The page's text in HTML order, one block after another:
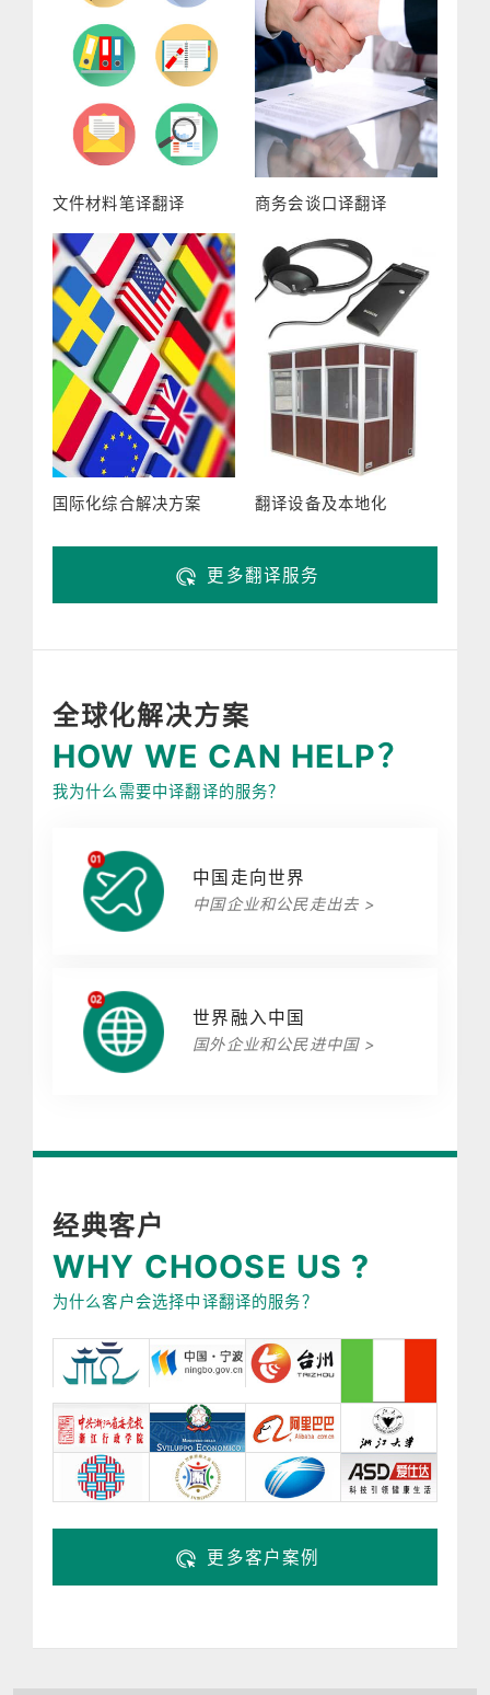
文件材料笔译翻译 商务会谈口译翻译
国际化综合解决方案 翻译设备及本地化
更多翻译服务
全球化解决方案
HOW WE CAN HELP？
我为什么需要中译翻译的服务？
中国走向世界
中国企业和公民走出去 >
世界融入中国
国外企业和公民进中国 >
经典客户
WHY CHOOSE US ?
为什么客户会选择中译翻译的服务？
更多客户案例